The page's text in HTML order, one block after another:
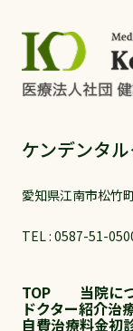
ケンデンタ
愛知県江南市松竹
TEL : 0587-51-
TOP 当院に
ドクター紹介治
自費治療料金初